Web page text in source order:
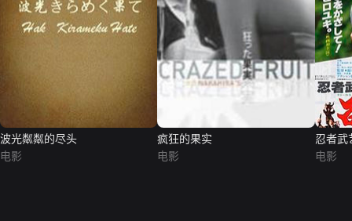
波光粼粼的尽头
电影
疯狂的果实
电影
忍者武
电影